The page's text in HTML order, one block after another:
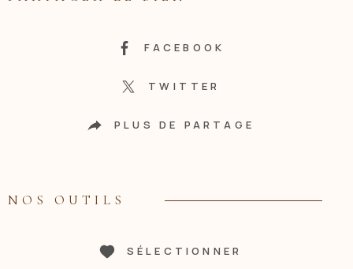
FACEBOOK
TWITTER
PLUS DE PARTAGE
NOS OUTILS
SÉLECTIONNER